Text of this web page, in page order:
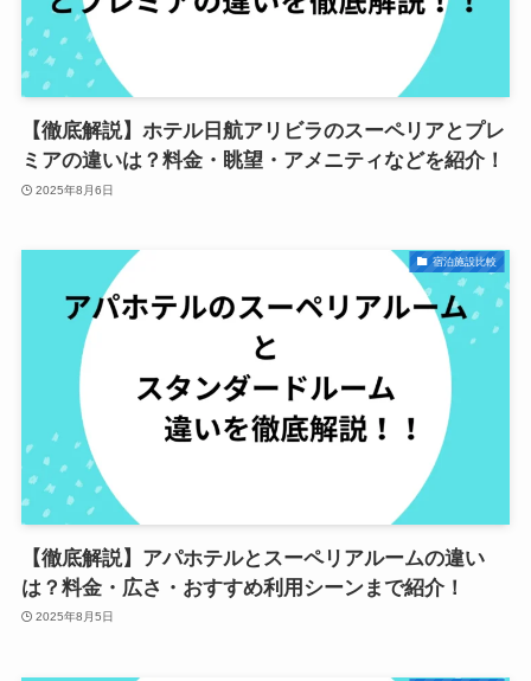
【徹底解説】ホテル日航アリビラのスーペリアとプレ
ミアの違いは？料金・眺望・アメニティなどを紹介！
2025年8月6日
宿泊施設比較
【徹底解説】アパホテルとスーペリアルームの違い
は？料金・広さ・おすすめ利用シーンまで紹介！
2025年8月5日